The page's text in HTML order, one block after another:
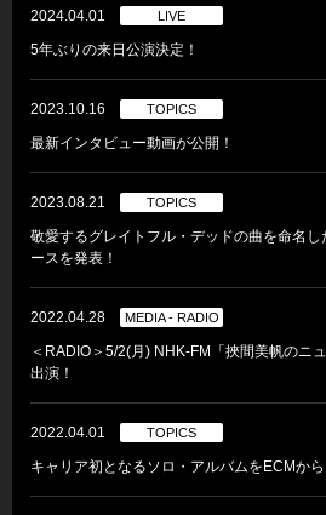
2024.04.01 LIVE
5年ぶりの来日公演決定！
2023.10.16 TOPICS
最新インタビュー動画が公開！
2023.08.21 TOPICS
敬愛するグレイトフル・デッドの曲を命名し
ースを発表！
2022.04.28 MEDIA - RADIO
＜RADIO＞5/2(月) NHK-FM「挾間美帆のニ
出演！
2022.04.01 TOPICS
キャリア初となるソロ・アルバムをECMから